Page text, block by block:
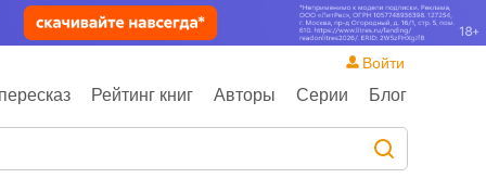
Рейтинг книг Авторы Серии Блог
Войти